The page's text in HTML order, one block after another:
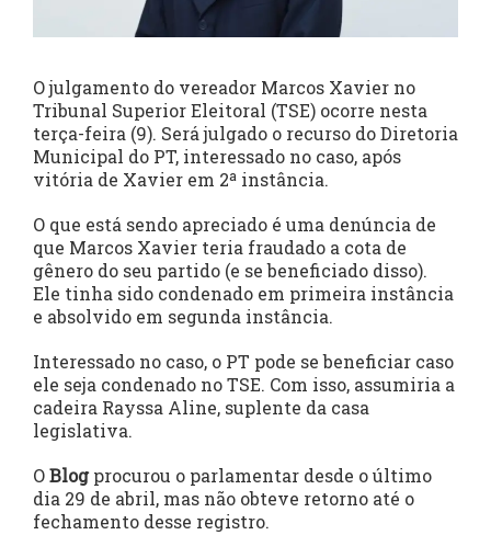
O julgamento do vereador Marcos Xavier no
Tribunal Superior Eleitoral (TSE) ocorre nesta
terça-feira (9). Será julgado o recurso do Diretoria
Municipal do PT, interessado no caso, após
vitória de Xavier em 2ª instância.
O que está sendo apreciado é uma denúncia de
que Marcos Xavier teria fraudado a cota de
gênero do seu partido (e se beneficiado disso).
Ele tinha sido condenado em primeira instância
e absolvido em segunda instância.
Interessado no caso, o PT pode se beneficiar caso
ele seja condenado no TSE. Com isso, assumiria a
cadeira Rayssa Aline, suplente da casa
legislativa.
OBlogprocurou o parlamentar desde o último
dia 29 de abril, mas não obteve retorno até o
fechamento desse registro.